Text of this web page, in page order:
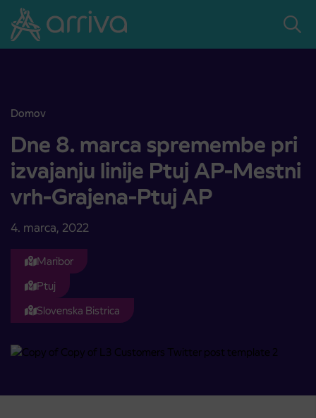
Skoči na vsebino
Domov
Dne 8. marca spremembe pri izvajanju linije Ptuj AP-Mestni vrh-
Dne 8. marca spremembe pri
izvajanju linije Ptuj AP-Mestni
vrh-Grajena-Ptuj AP
4. marca, 2022
Maribor
Ptuj
Slovenska Bistrica